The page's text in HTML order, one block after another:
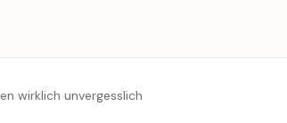
wirklich unvergesslich